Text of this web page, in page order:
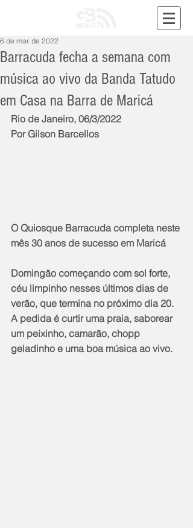
Barracuda fecha a semana com
música ao vivo da Banda Tatudo
em Casa na Barra de Maricá
6 de mar. de 2022
Rio de Janeiro, 06/3/2022
Por Gilson Barcellos
O Quiosque Barracuda completa neste
mês 30 anos de sucesso em Maricá
Domingão começando com sol forte,
céu limpinho nesses últimos dias de
verão, que termina no próximo dia 20.
A pedida é curtir uma praia, saborear
um peixinho, camarão, chopp
geladinho e uma boa música ao vivo.